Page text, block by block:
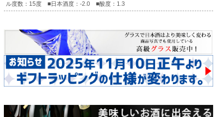
ル度数：15度 ■日本酒度：-2.0 ■酸度：1.3